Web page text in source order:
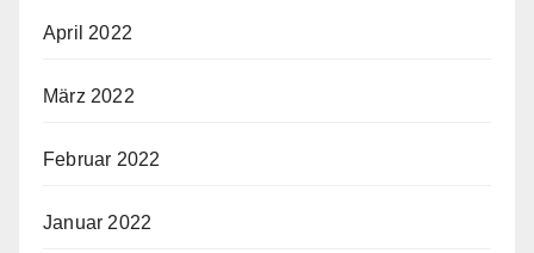
April 2022
März 2022
Februar 2022
Januar 2022